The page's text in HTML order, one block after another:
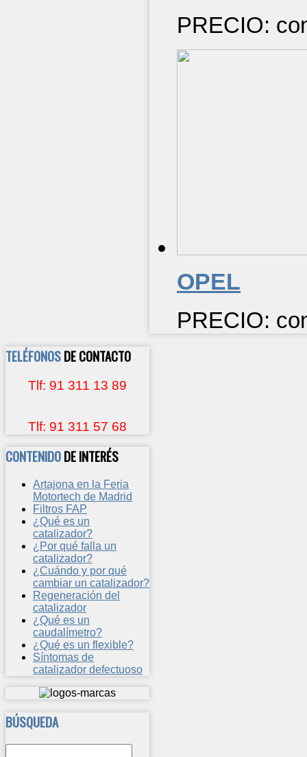
PRECIO:
OPEL
PRECIO:
TELÉFONOSDE CONTACTO
Tlf: 91 311 13 89
Tlf: 91 311 57 68
CONTENIDODE INTERÉS
Artajona en la Feria
Motortech de Madrid
Filtros FAP
¿Qué es un
catalizador?
¿Por qué falla un
catalizador?
¿Cuándo y por qué
cambiar un catalizador?
Regeneración del
catalizador
¿Qué es un
caudalímetro?
¿Qué es un flexible?
Síntomas de
catalizador defectuoso
BÚSQUEDA